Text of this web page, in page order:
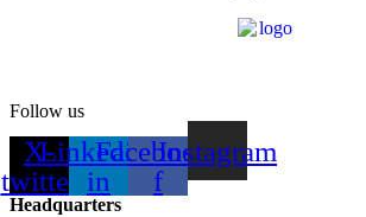
Follow us
X-
twitter
Linkedin-
in
Facebook-
f
Instagram
Headquarters